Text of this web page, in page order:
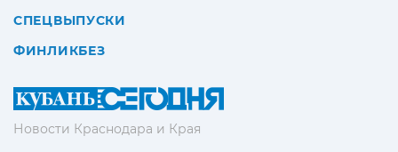
Новости Краснодара и Края
СПЕЦВЫПУСКИ
ФИНЛИКБЕЗ